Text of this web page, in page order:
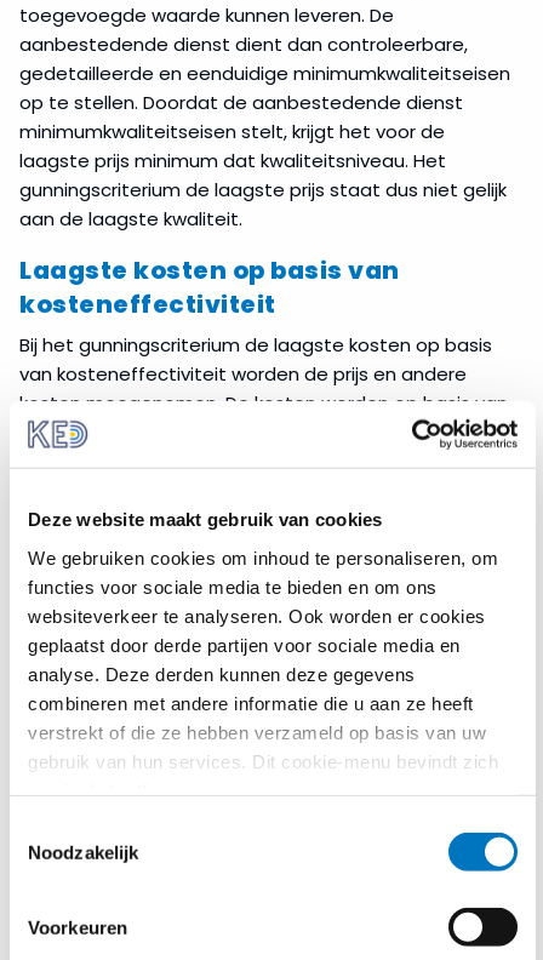
Deze website maakt gebruik van cookies
We gebruiken cookies om inhoud te personaliseren, om
functies voor sociale media te bieden en om ons
websiteverkeer te analyseren. Ook worden er cookies
geplaatst door derde partijen voor sociale media en
analyse. Deze derden kunnen deze gegevens
combineren met andere informatie die u aan ze heeft
verstrekt of die ze hebben verzameld op basis van uw
gebruik van hun services. Dit cookie-menu bevindt zich
Noodzakelijk
Voorkeuren
toegevoegde waarde kunnen leveren. De
aanbestedende dienst dient dan controleerbare,
gedetailleerde en eenduidige minimumkwaliteitseisen
op te stellen. Doordat de aanbestedende dienst
minimumkwaliteitseisen stelt, krijgt het voor de
laagste prijs minimum dat kwaliteitsniveau. Het
gunningscriterium de laagste prijs staat dus niet gelijk
aan de laagste kwaliteit.
Laagste kosten op basis van
kosteneffectiviteit
Bij het gunningscriterium de laagste kosten op basis
van kosteneffectiviteit worden de prijs en andere
kosten meegenomen. De kosten worden op basis van
levenscycluskosten berekent. In artikel 2.115a
gedurende de levenscyclus van een product, dienst of
werk zoals bepaald in sub a en sub b van hetzelfde
artikel. Voorts dient de aanbestedende dienst
rekening te houden met de bepalingen in lid 2 en 3
van artikel 2.115a Aanbestedingswet 2012, welke onder
andere betrekking hebben op de raming van de
kosten en aan welke voorwaarden de aanbestede
dienst verder aan moet voldoen.
Verschil tussen gunningscriteria
Selectiecriteria hebben betrekking op de inschrijver en
gunningsfase te beperken. Gunningscriteria hebben
daarentegen betrekking op het voorwerp van de